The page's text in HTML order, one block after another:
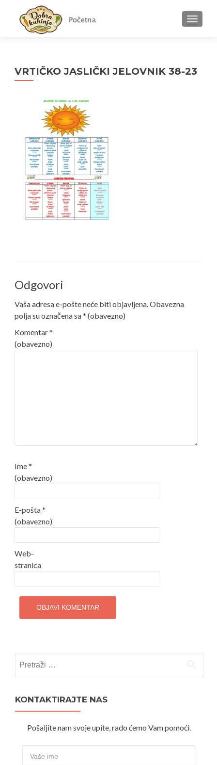
MENU
VRTIČKO JASLIČKI JELOVNIK 38-23
Odgovori
Vaša adresa e-pošte neće biti objavljena.Obavezna
polja su označena sa* (obavezno)
Komentar*
(obavezno)
Ime*
(obavezno)
E-pošta*
(obavezno)
Web-
stranica
KONTAKTIRAJTE NAS
Pošaljite nam svoje upite, rado ćemo Vam pomoći.